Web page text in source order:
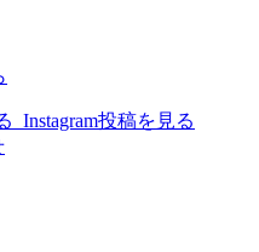
Instagram投稿を見る